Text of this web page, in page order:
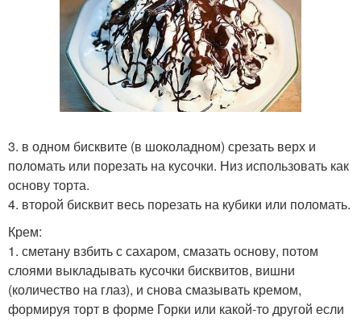
3. в одном бисквите (в шоколадном) срезать верх и
поломать или порезать на кусочки. Низ использовать как
основу торта.
4. второй бисквит весь порезать на кубики или поломать.
Крем:
1. сметану взбить с сахаром, смазать основу, потом
слоями выкладывать кусочки бисквитов, вишни
(количество на глаз), и снова смазывать кремом,
формируя торт в форме Горки или какой-то другой если